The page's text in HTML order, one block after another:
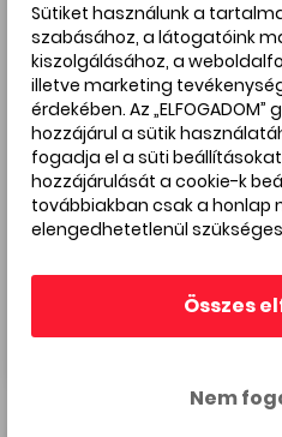
11 Budapest
Városmajori
Budapest
A RÉPAKIRÁLY
Sütiket használunk a
szabásához, a látogatóink
kiszolgálásához, a
illetve marketing
érdekében. Az
hozzájárul a sütik
fogadja el a süti
hozzájárulását a cookie-k
továbbiakban csak a honlap
elengedhetetlenül
Összes
Nem